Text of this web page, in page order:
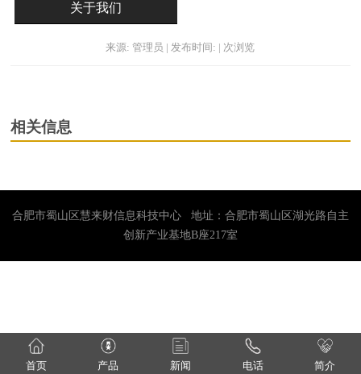
关于我们
来源: 管理员 | 发布时间: | 次浏览
相关信息
合肥市蜀山区慧来财信息科技中心 地址：合肥市蜀山区湖光路自主
创新产业基地B座217室
首页 产品 新闻 电话 简介